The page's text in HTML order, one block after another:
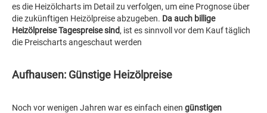
es die Heizölcharts im Detail zu verfolgen, um eine Prognose über
die zukünftigen Heizölpreise abzugeben. Da auch billige
Heizölpreise Tagespreise sind, ist es sinnvoll vor dem Kauf täglich
die Preischarts angeschaut werden
Aufhausen: Günstige Heizölpreise
Noch vor wenigen Jahren war es einfach einen günstigen